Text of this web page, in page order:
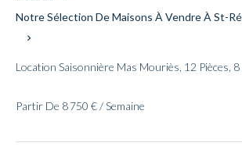
Notre Sélection De Maisons À Vendre À St-
Location Saisonnière Mas Mouriès, 12 Pièces,
Partir De 8 750 € / Semaine